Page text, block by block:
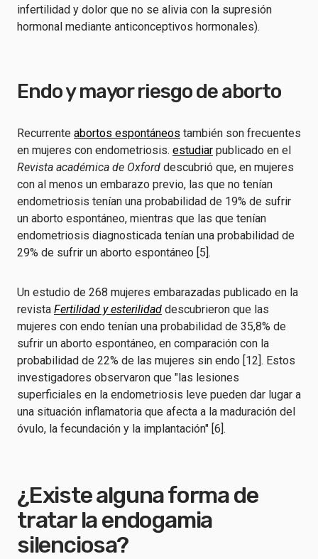
infertilidad y dolor que no se alivia con la supresión
hormonal mediante anticonceptivos hormonales).
Endo y mayor riesgo de aborto
Recurrente abortos espontáneos también son frecuentes
en mujeres con endometriosis. estudiar publicado en el
Revista académica de Oxford descubrió que, en mujeres
con al menos un embarazo previo, las que no tenían
endometriosis tenían una probabilidad de 19% de sufrir
un aborto espontáneo, mientras que las que tenían
endometriosis diagnosticada tenían una probabilidad de
29% de sufrir un aborto espontáneo [5].
Un estudio de 268 mujeres embarazadas publicado en la
revista Fertilidad y esterilidad descubrieron que las
mujeres con endo tenían una probabilidad de 35,8% de
sufrir un aborto espontáneo, en comparación con la
probabilidad de 22% de las mujeres sin endo [12]. Estos
investigadores observaron que "las lesiones
superficiales en la endometriosis leve pueden dar lugar a
una situación inflamatoria que afecta a la maduración del
óvulo, la fecundación y la implantación" [6].
¿Existe alguna forma de
tratar la endogamia
silenciosa?